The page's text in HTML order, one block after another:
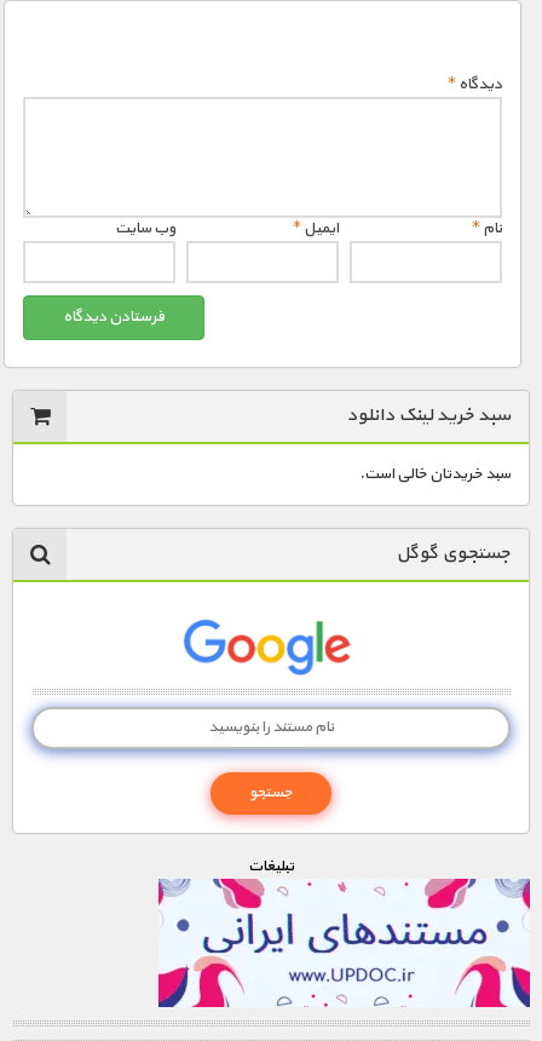
دیدگاه*
نام* ایمیل* وب‌ سایت
سبد خرید لینک دانلود
سبد خریدتان خالی است.
جستجوی گوگل
تبليغات